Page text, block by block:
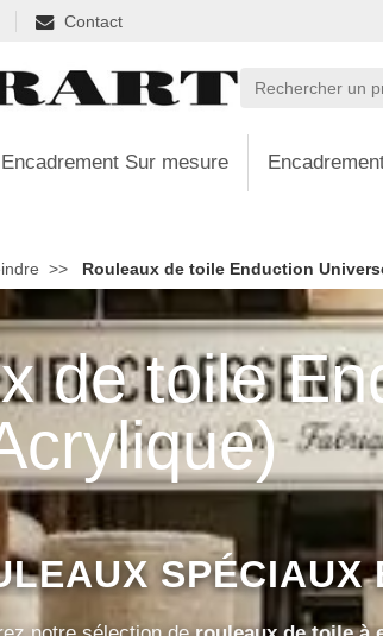
Contact
Encadrement Sur mesure
Rouleaux de toile Enduction
de toile
SPÉCIAUX